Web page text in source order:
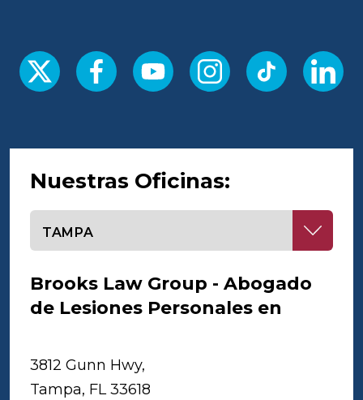
Nuestras Oficinas:
Brooks Law Group - Abogado
de Lesiones Personales en
3812 Gunn Hwy,
Tampa, FL 33618